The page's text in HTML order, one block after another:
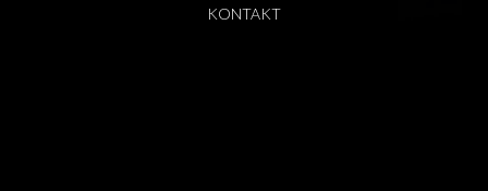
KONTAKT